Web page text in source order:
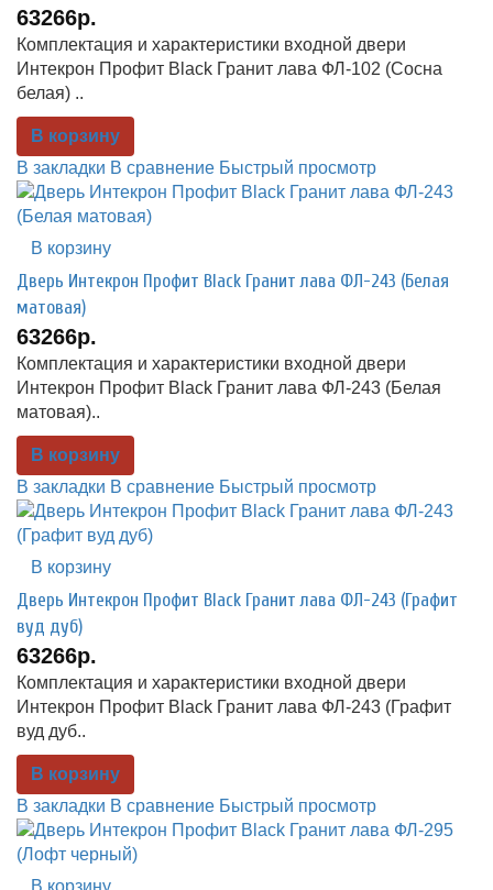
63266р.
Комплектация и характеристики входной двери
Интекрон Профит Black Гранит лава ФЛ-102 (Сосна
белая) ..
В корзину
В закладки В сравнение Быстрый просмотр
В корзину
Дверь Интекрон Профит Black Гранит лава ФЛ-243 (Белая
матовая)
63266р.
Комплектация и характеристики входной двери
Интекрон Профит Black Гранит лава ФЛ-243 (Белая
матовая)..
В корзину
В закладки В сравнение Быстрый просмотр
В корзину
Дверь Интекрон Профит Black Гранит лава ФЛ-243 (Графит
вуд дуб)
63266р.
Комплектация и характеристики входной двери
Интекрон Профит Black Гранит лава ФЛ-243 (Графит
вуд дуб..
В корзину
В закладки В сравнение Быстрый просмотр
В корзину